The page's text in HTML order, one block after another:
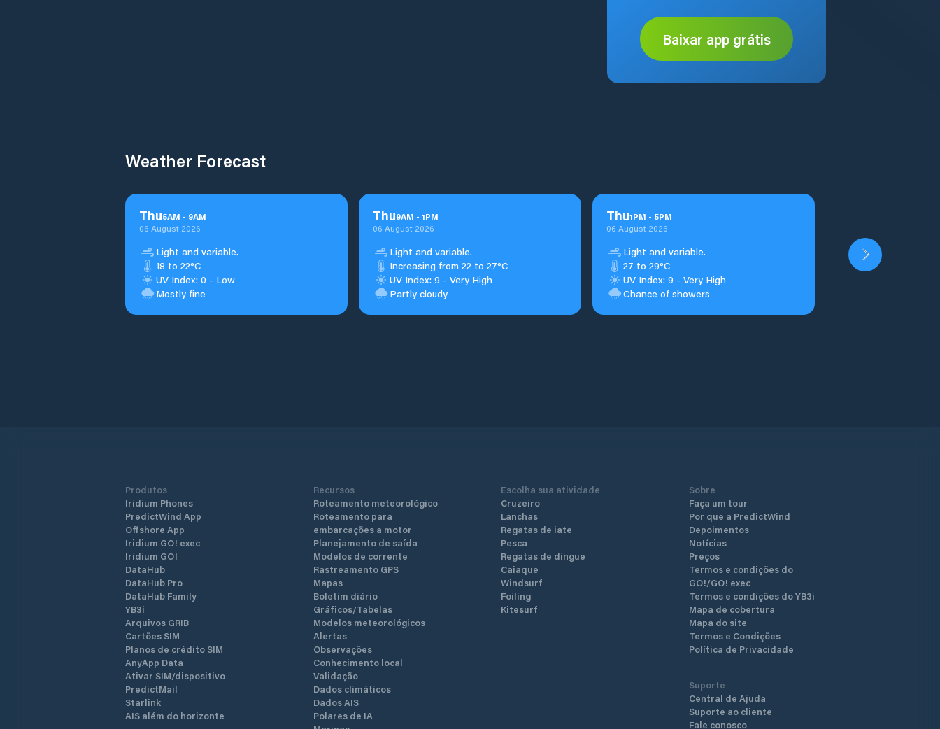
Baixar app grátis
Weather Forecast
Thu5AM - 9AM
06 August 2026
Light and variable.
18 to 22°C
UV Index: 0 - Low
Mostly fine
Thu9AM - 1PM
06 August 2026
Light and variable.
Increasing from 22 to 27°C
UV Index: 9 - Very High
Partly cloudy
Thu1PM - 5PM
06 August 2026
Light and variable.
27 to 29°C
UV Index: 9 - Very High
Chance of showers
Produtos
Iridium Phones
PredictWind App
Offshore App
Iridium GO! exec
Iridium GO!
DataHub
DataHub Pro
DataHub Family
YB3i
Arquivos GRIB
Cartões SIM
Planos de crédito SIM
AnyApp Data
Ativar SIM/dispositivo
PredictMail
Starlink
AIS além do horizonte
Recursos
Roteamento meteorológico
Roteamento para
embarcações a motor
Planejamento de saída
Modelos de corrente
Rastreamento GPS
Mapas
Boletim diário
Gráficos/Tabelas
Modelos meteorológicos
Alertas
Observações
Conhecimento local
Validação
Dados climáticos
Dados AIS
Polares de IA
Escolha sua atividade
Cruzeiro
Lanchas
Regatas de iate
Pesca
Regatas de dingue
Caiaque
Windsurf
Foiling
Kitesurf
Sobre
Faça um tour
Por que a PredictWind
Depoimentos
Notícias
Preços
Termos e condições do
GO!/GO! exec
Termos e condições do YB3i
Mapa de cobertura
Mapa do site
Termos e Condições
Política de Privacidade
Suporte
Central de Ajuda
Suporte ao cliente
Fale conosco